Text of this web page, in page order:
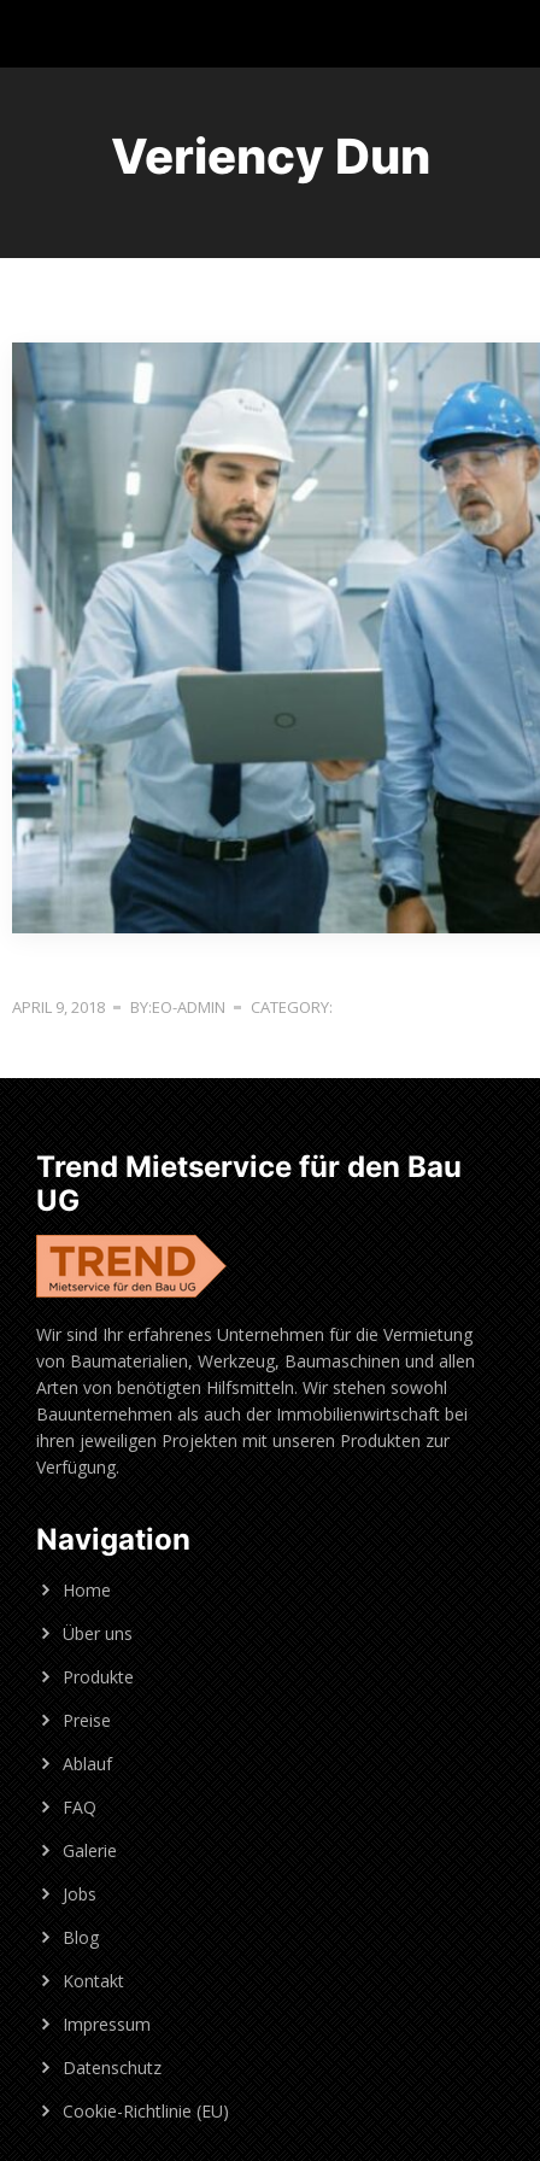
Veriency Dun
APRIL 9, 2018 BY:EO-ADMIN CATEGORY:
Trend Mietservice für den Bau
UG
Wir sind Ihr erfahrenes Unternehmen für die Vermietung
von Baumaterialien, Werkzeug, Baumaschinen und allen
Arten von benötigten Hilfsmitteln. Wir stehen sowohl
Bauunternehmen als auch der Immobilienwirtschaft bei
ihren jeweiligen Projekten mit unseren Produkten zur
Verfügung.
Navigation
Home
Über uns
Produkte
Preise
Ablauf
FAQ
Galerie
Jobs
Blog
Kontakt
Impressum
Datenschutz
Cookie-Richtlinie (EU)